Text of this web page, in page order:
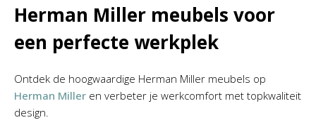
Herman Miller meubels voor
een perfecte werkplek
Ontdek de hoogwaardige Herman Miller meubels op
Herman Miller en verbeter je werkcomfort met topkwaliteit
design.